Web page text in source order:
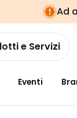
Ad
e Servizi
Eventi